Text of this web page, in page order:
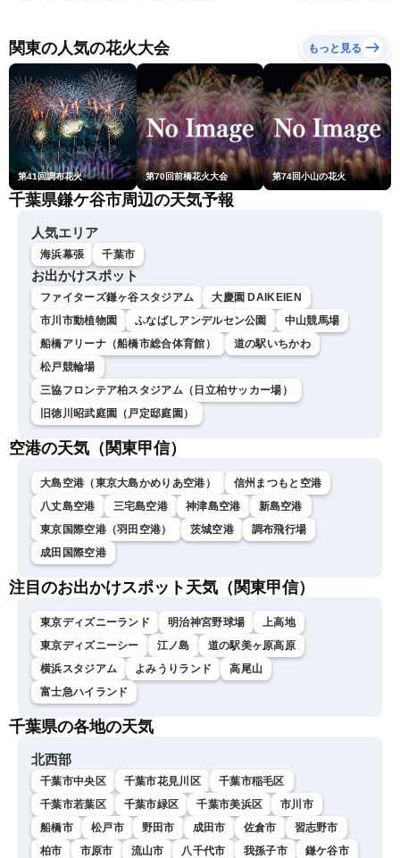
スLiVEモーニング・松本真
央／有賀哲夫〉
関東の人気の花火大会 もっと見る
第41回調布花火 第70回前橋花火大会 第74回小山の花火
千葉県鎌ケ谷市周辺の天気予報
人気エリア
海浜幕張 千葉市
お出かけスポット
ファイターズ鎌ヶ谷スタジアム
大慶園 DAIKEIEN
市川市動植物園
ふなばしアンデルセン公園
中山競馬場
船橋アリーナ（船橋市総合体育館）
道の駅いちかわ
松戸競輪場
三協フロンテア柏スタジアム（日立柏サッカー場）
旧徳川昭武庭園（戸定邸庭園）
空港の天気（関東甲信）
大島空港（東京大島かめりあ空港）
信州まつもと空港
八丈島空港
三宅島空港 神津島空港
新島空港
東京国際空港（羽田空港）
茨城空港
調布飛行場
成田国際空港
注目のお出かけスポット天気（関東甲信）
東京ディズニーランド 明治神宮野球場
上高地
東京ディズニーシー
江ノ島
道の駅美ヶ原高原
横浜スタジアム
よみうりランド
高尾山
富士急ハイランド
千葉県の各地の天気
北西部
千葉市中央区 千葉市花見川区
千葉市稲毛区
千葉市若葉区
千葉市緑区 千葉市美浜区
市川市
船橋市
松戸市 野田市 成田市 佐倉市
習志野市
柏市
市原市 流山市 八千代市 我孫子市 鎌ケ谷市